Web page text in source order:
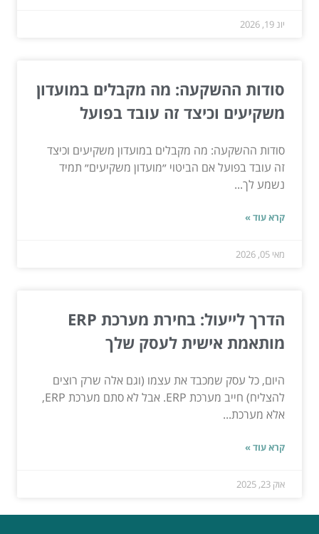
יונ 19, 2026
סודות ההשקעה: מה מקבלים במועדון
משקיעים וכיצד זה עובד בפועל
סודות ההשקעה: מה מקבלים במועדון משקיעים וכיצד
זה עובד בפועל אם הביטוי ״מועדון משקיעים״ תמיד
נשמע לך...
קרא עוד »
מאי 05, 2026
הדרך לייעול: בחירת מערכת ERP
מותאמת אישית לעסק שלך
היום, כל עסק שמכבד את עצמו (וגם אלה שרק רוצים
להצליח) חייב מערכת ERP. אבל לא סתם מערכת ERP,
אלא מערכת...
קרא עוד »
אוק 23, 2025